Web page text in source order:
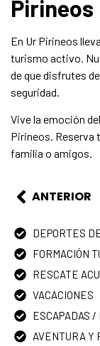
Pirineos
En Ur Pirineos
turismo activo.
de que disfrutes
seguridad.
Vive la emoción
Pirineos. Reserva
familia o amigos.
ANTERIOR
DEPORTES
FORMACIÓN
RESCATE
VACACIONES
ESCAPADAS
AVENTURA Y